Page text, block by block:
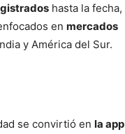
hasta la fecha,
en mercados
y América del Sur.
se convirtió en la app